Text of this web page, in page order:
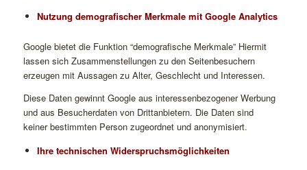
Nutzung demografischer Merkmale mit Google Analytics
Google bietet die Funktion “demografische Merkmale” Hiermit
lassen sich Zusammenstellungen zu den Seitenbesuchern
erzeugen mit Aussagen zu Alter, Geschlecht und Interessen.
Diese Daten gewinnt Google aus interessenbezogener Werbung
und aus Besucherdaten von Drittanbietern. Die Daten sind
keiner bestimmten Person zugeordnet und anonymisiert.
Ihre technischen Widerspruchsmöglichkeiten